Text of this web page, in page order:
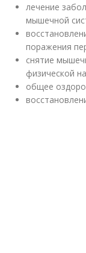
лечение
мышечной
поражения
снятие
физической
общее